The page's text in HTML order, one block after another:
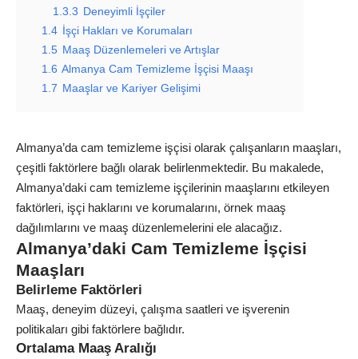
1.3.3 Deneyimli İşçiler
1.4
İşçi Hakları ve Korumaları
1.5 Maaş Düzenlemeleri ve Artışlar
1.6 Almanya Cam Temizleme İşçisi Maaşı
1.7 Maaşlar ve Kariyer Gelişimi
Almanya’da cam temizleme işçisi olarak çalışanların maaşları,
çeşitli faktörlere bağlı olarak belirlenmektedir. Bu makalede,
Almanya’daki cam temizleme işçilerinin maaşlarını etkileyen
faktörleri, işçi haklarını ve korumalarını, örnek maaş
dağılımlarını ve maaş düzenlemelerini ele alacağız.
Almanya’daki Cam Temizleme İşçisi
Maaşları
Belirleme Faktörleri
Maaş, deneyim düzeyi, çalışma saatleri ve işverenin
politikaları gibi faktörlere bağlıdır.
Ortalama Maaş Aralığı